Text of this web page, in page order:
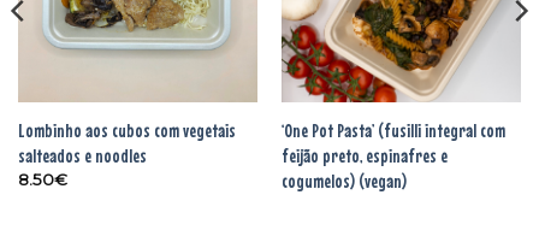
Lombinho aos cubos com vegetais
salteados e noodles
8.50€
‘One Pot Pasta’ (fusilli integral com
feijão preto, espinafres e
cogumelos) (vegan)